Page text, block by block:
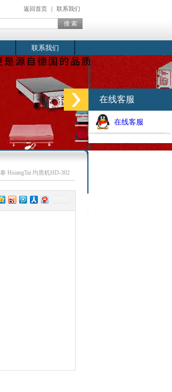
返回首页 联系我们
联系我们
HsiangTai 均质机HD-302
在线客服
在线客服